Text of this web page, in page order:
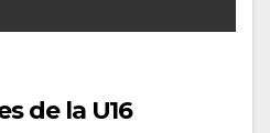
de la U16